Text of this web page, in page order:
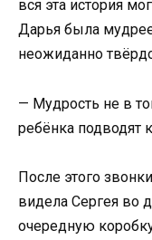
вся эта история
Дарья была
неожиданно
— Мудрость не в
ребёнка подводят
После этого
видела Сергея во
очередную